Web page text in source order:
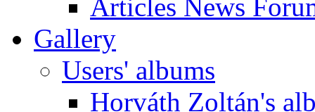
Articles News
Gallery
Users' albums
Horváth Zoltán's